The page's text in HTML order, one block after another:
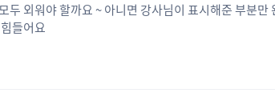
두 외워야 할까요 ~ 아니면 강사님이 표시해준 부분
들어요